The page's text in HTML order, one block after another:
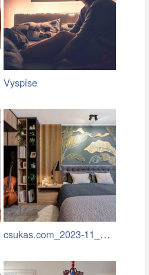
Vyspise
csukas.com_2023-11_BYT Hostivar_050.jpg